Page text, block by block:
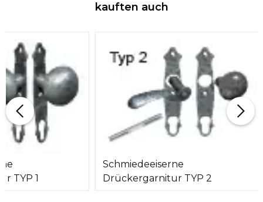
kauften auch
TYP 1
Schmiedeeiserne
Drückergarnitur TYP 2